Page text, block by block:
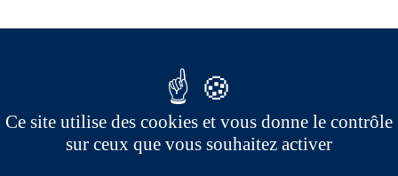
Ce site utilise des cookies et vous donne le contrôle
sur ceux que vous souhaitez activer